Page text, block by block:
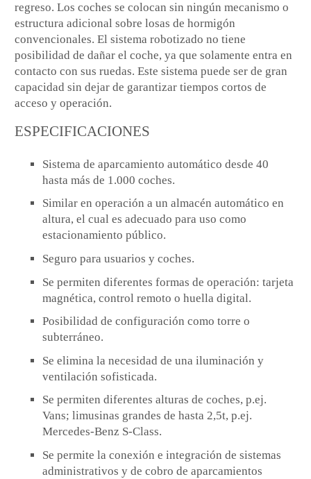
regreso. Los coches se colocan sin ningún mecanismo o
estructura adicional sobre losas de hormigón
convencionales. El sistema robotizado no tiene
posibilidad de dañar el coche, ya que solamente entra en
contacto con sus ruedas. Este sistema puede ser de gran
capacidad sin dejar de garantizar tiempos cortos de
acceso y operación.
ESPECIFICACIONES
Sistema de aparcamiento automático desde 40
hasta más de 1.000 coches.
Similar en operación a un almacén automático en
altura, el cual es adecuado para uso como
estacionamiento público.
Seguro para usuarios y coches.
Se permiten diferentes formas de operación: tarjeta
magnética, control remoto o huella digital.
Posibilidad de configuración como torre o
subterráneo.
Se elimina la necesidad de una iluminación y
ventilación sofisticada.
Se permiten diferentes alturas de coches, p.ej.
Vans; limusinas grandes de hasta 2,5t, p.ej.
Mercedes-Benz S-Class.
Se permite la conexión e integración de sistemas
administrativos y de cobro de aparcamientos